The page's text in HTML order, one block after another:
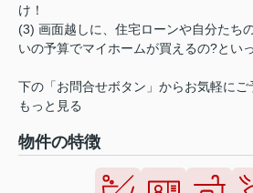
け！
(3) 画面越しに、住宅ローンや自分たち
いの予算でマイホームが買えるの?とい
下の「お問合せボタン」からお気軽にご
もっと見る
物件の特徴